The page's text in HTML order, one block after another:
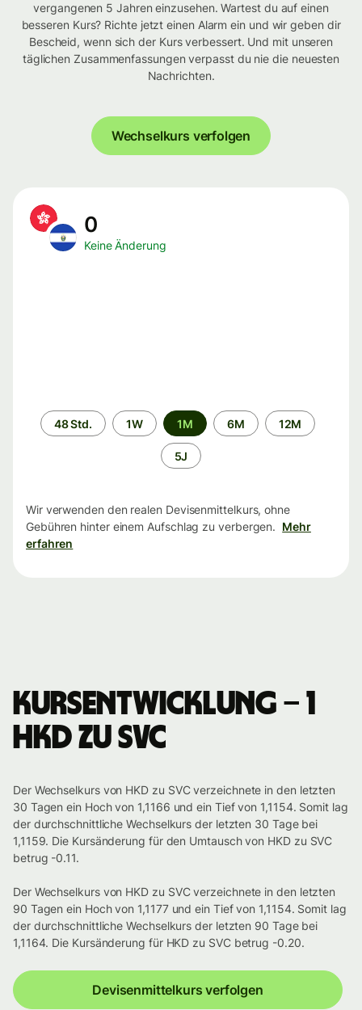
vergangenen 5 Jahren einzusehen. Wartest du auf einen
besseren Kurs? Richte jetzt einen Alarm ein und wir geben dir
Bescheid, wenn sich der Kurs verbessert. Und mit unseren
täglichen Zusammenfassungen verpasst du nie die neuesten
Nachrichten.
Wechselkurs verfolgen
0
Keine Änderung
Zeitraum
48 Std. 1W 1M 6M 12M
5J
Wir verwenden den realen Devisenmittelkurs, ohne
Gebühren hinter einem Aufschlag zu verbergen. Mehr
erfahren
Kursentwicklung – 1
HKD zu SVC
Der Wechselkurs von HKD zu SVC verzeichnete in den letzten
30 Tagen ein Hoch von 1,1166 und ein Tief von 1,1154. Somit lag
der durchschnittliche Wechselkurs der letzten 30 Tage bei
1,1159. Die Kursänderung für den Umtausch von HKD zu SVC
betrug -0.11.
Der Wechselkurs von HKD zu SVC verzeichnete in den letzten
90 Tagen ein Hoch von 1,1177 und ein Tief von 1,1154. Somit lag
der durchschnittliche Wechselkurs der letzten 90 Tage bei
1,1164. Die Kursänderung für HKD zu SVC betrug -0.20.
Devisenmittelkurs verfolgen